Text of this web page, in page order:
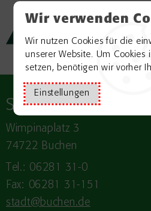
Wir verwenden
Wir nutzen Cookies für die
unserer Website. Um Cookies
setzen, benötigen wir vorher
Einstellungen
StadtBUCHEN
Wimpinaplatz 3
74722 Buchen
Tel.: 06281 31-0
Fax: 06281 31-151
stadt@buchen.de